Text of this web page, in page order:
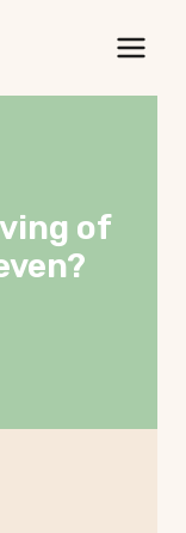
of